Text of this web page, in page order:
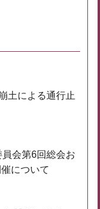
土による通行止
会第6回総会お
について